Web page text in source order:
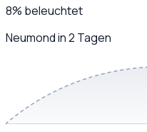
8% beleuchtet
Neumond in 2 Tagen